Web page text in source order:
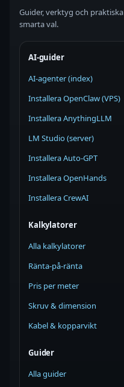
Guider, verktyg och
smarta val.
AI-guider
AI-agenter (index)
Installera OpenClaw (VPS)
Installera AnythingLLM
LM Studio (server)
Installera Auto-GPT
Installera OpenHands
Installera CrewAI
Kalkylatorer
Alla kalkylatorer
Ränta-på-ränta
Pris per meter
Skruv & dimension
Kabel & kopparvikt
Guider
Alla guider